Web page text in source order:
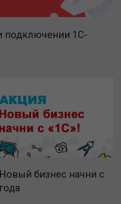
подключении 1С-
бизнес начни с